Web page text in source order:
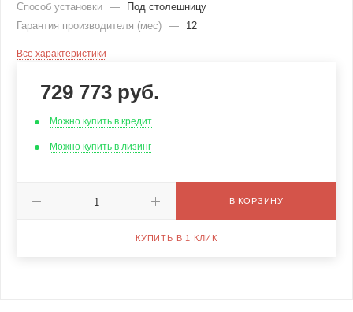
Способ установки —
Под столешницу
Гарантия производителя (мес) — 12
Все характеристики
729 773 руб.
Можно купить в кредит
Можно купить в лизинг
В КОРЗИНУ
КУПИТЬ В 1 КЛИК